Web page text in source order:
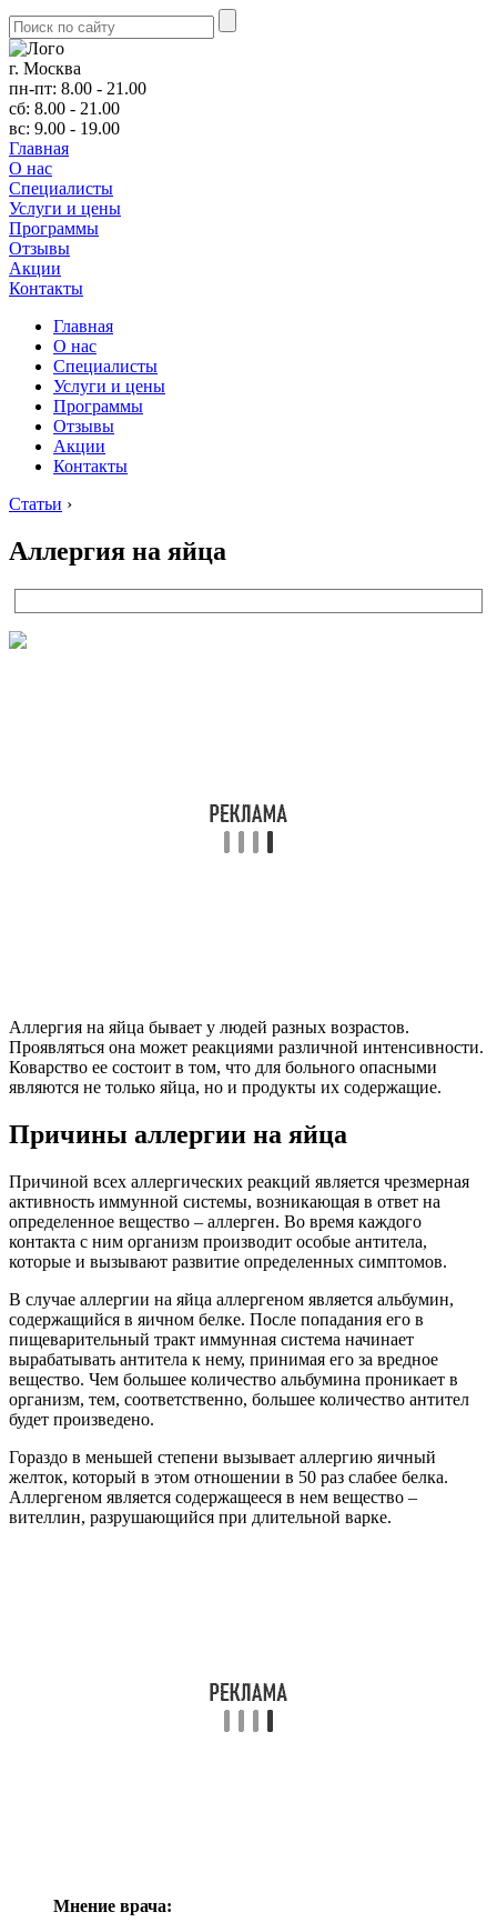
г. Москва
пн-пт: 8.00 - 21.00
сб: 8.00 - 21.00
вс: 9.00 - 19.00
Главная
О нас
Cпециалисты
Услуги и цены
Программы
Отзывы
Акции
Контакты
Главная
О нас
Cпециалисты
Услуги и цены
Программы
Отзывы
Акции
Контакты
Статьи ›
Аллергия на яйца
Аллергия на яйца бывает у людей разных возрастов.
Проявляться она может реакциями различной интенсивности.
Коварство ее состоит в том, что для больного опасными
являются не только яйца, но и продукты их содержащие.
Причины аллергии на яйца
Причиной всех аллергических реакций является чрезмерная
активность иммунной системы, возникающая в ответ на
определенное вещество – аллерген. Во время каждого
контакта с ним организм производит особые антитела,
которые и вызывают развитие определенных симптомов.
В случае аллергии на яйца аллергеном является альбумин,
содержащийся в яичном белке. После попадания его в
пищеварительный тракт иммунная система начинает
вырабатывать антитела к нему, принимая его за вредное
вещество. Чем большее количество альбумина проникает в
организм, тем, соответственно, большее количество антител
будет произведено.
Гораздо в меньшей степени вызывает аллергию яичный
желток, который в этом отношении в 50 раз слабее белка.
Аллергеном является содержащееся в нем вещество –
вителлин, разрушающийся при длительной варке.
Мнение врача: